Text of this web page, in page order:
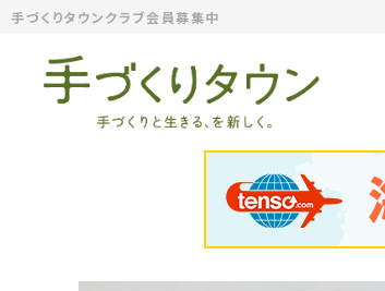
手づくりタウンクラブ会員募集中